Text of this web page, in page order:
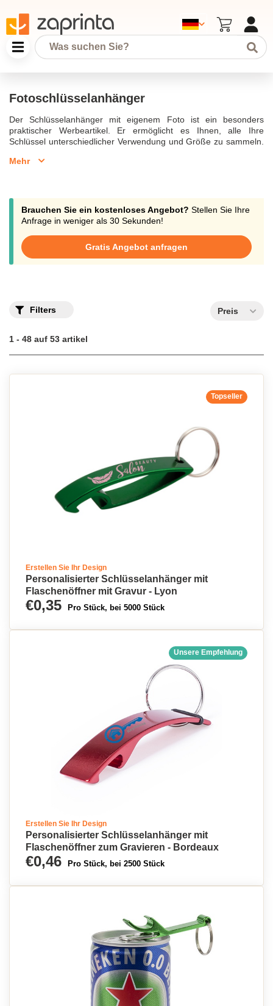
Fotoschlüsselanhänger
Der Schlüsselanhänger mit eigenem Foto ist ein besonders
praktischer Werbeartikel. Er ermöglicht es Ihnen, alle Ihre
Schlüssel unterschiedlicher Verwendung und Größe zu sammeln.
persönliches Geschenk, das zu jedem Anlass verschenkt werden
einfache Schlüsselanhänger oder solche mit integriertem
Flaschenöffner. Es gibt auch personalisierte Schlüsselanhänger,
die besonders praktisch sind, da sie mit einer Münze für den
Schwimmbad ausgestattet sind. Manche Schlüsselanhänger sind
auch mit einer Taschenlampe oder einem Poncho ausgestattet.
Mehr
Brauchen Sie ein kostenloses Angebot? Stellen Sie Ihre
Anfrage in weniger als 30 Sekunden!
Gratis Angebot anfragen
Filters Preis
1 - 48 auf 53 artikel
Topseller
Erstellen Sie Ihr Design
Personalisierter Schlüsselanhänger mit
Flaschenöffner mit Gravur - Lyon
€0,35 Pro Stück, bei 5000 Stück
Unsere Empfehlung
Erstellen Sie Ihr Design
Personalisierter Schlüsselanhänger mit
Flaschenöffner zum Gravieren - Bordeaux
€0,46 Pro Stück, bei 2500 Stück